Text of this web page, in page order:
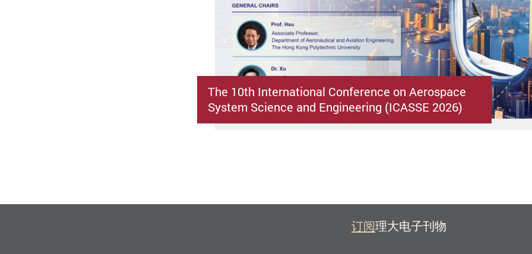
The 10th International Conference on Aerospace
System Science and Engineering (ICASSE 2026)
订阅理大电子刊物